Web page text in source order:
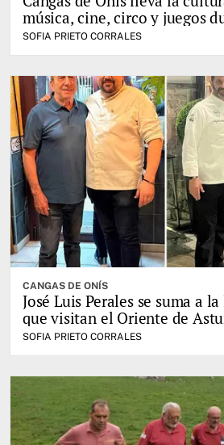
música, cine, circo y juegos
SOFIA PRIETO CORRALES
CANGAS DE ONÍS
José Luis Perales se suma a
que visitan el Oriente de
SOFIA PRIETO CORRALES